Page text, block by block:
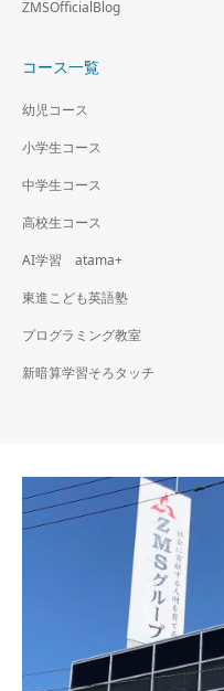
ZMSOfficialBlog
コース一覧
幼児コース
小学生コース
中学生コース
高校生コース
AI学習 atama+
東進こども英語塾
プログラミング教室
新暗算学習そろタッチ